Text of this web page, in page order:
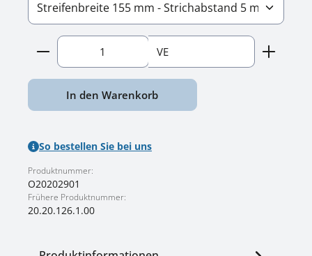
Produkt Anzahl: Gib den gewünschten Wert
VE
In den Warenkorb
So bestellen Sie bei uns
Produktnummer:
O20202901
Frühere Produktnummer:
20.20.126.1.00